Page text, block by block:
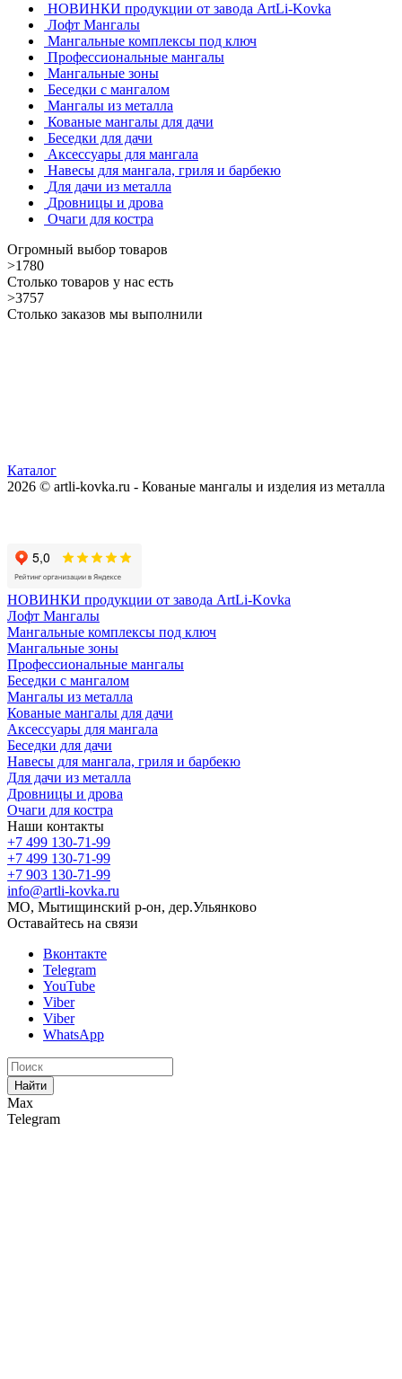
НОВИНКИ продукции от завода ArtLi-Kovka
Лофт Мангалы
Мангальные комплексы под ключ
Профессиональные мангалы
Мангальные зоны
Беседки с мангалом
Мангалы из металла
Кованые мангалы для дачи
Беседки для дачи
Аксессуары для мангала
Навесы для мангала, гриля и барбекю
Для дачи из металла
Дровницы и дрова
Очаги для костра
Огромный выбор товаров
>1780
Столько товаров у нас есть
>3757
Столько заказов мы выполнили
Каталог
2026 © artli-kovka.ru - Кованые мангалы и изделия из металла
НОВИНКИ продукции от завода ArtLi-Kovka
Лофт Мангалы
Мангальные комплексы под ключ
Мангальные зоны
Профессиональные мангалы
Беседки с мангалом
Мангалы из металла
Кованые мангалы для дачи
Аксессуары для мангала
Беседки для дачи
Навесы для мангала, гриля и барбекю
Для дачи из металла
Дровницы и дрова
Очаги для костра
Наши контакты
+7 499 130-71-99
+7 499 130-71-99
+7 903 130-71-99
info@artli-kovka.ru
МО, Мытищинский р-он, дер.Ульянково
Оставайтесь на связи
Вконтакте
Telegram
YouTube
Viber
Viber
WhatsApp
Найти
Max
Telegram